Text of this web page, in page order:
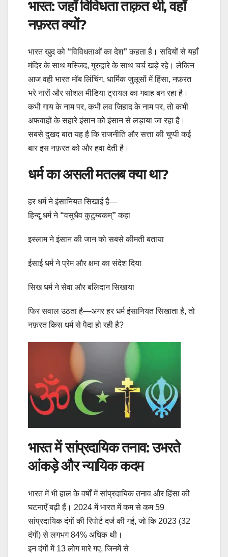
भारत: जहाँ विविधता ताक़त थी, वहाँ
नफ़रत क्यों?
भारत खुद को “विविधताओं का देश” कहता है। सदियों से यहाँ
मंदिर के साथ मस्जिद, गुरुद्वारे के साथ चर्च खड़े रहे। लेकिन
आज वही भारत मॉब लिंचिंग, धार्मिक जुलूसों में हिंसा, नफ़रत
भरे नारों और सोशल मीडिया ट्रायल का गवाह बन रहा है।
कभी गाय के नाम पर, कभी लव जिहाद के नाम पर, तो कभी
अफवाहों के सहारे इंसान को इंसान से लड़ाया जा रहा है।
सबसे दुखद बात यह है कि राजनीति और सत्ता की चुप्पी कई
बार इस नफ़रत को और हवा देती है।
धर्म का असली मतलब क्या था?
हर धर्म ने इंसानियत सिखाई है—
हिन्दू धर्म ने “वसुधैव कुटुम्बकम्” कहा
इस्लाम ने इंसान की जान को सबसे कीमती बताया
ईसाई धर्म ने प्रेम और क्षमा का संदेश दिया
सिख धर्म ने सेवा और बलिदान सिखाया
फिर सवाल उठता है—अगर हर धर्म इंसानियत सिखाता है, तो
नफ़रत किस धर्म से पैदा हो रही है?
भारत में सांप्रदायिक तनाव: उभरते
आंकड़े और न्यायिक कदम
भारत में भी हाल के वर्षों में सांप्रदायिक तनाव और हिंसा की
घटनाएँ बढ़ी हैं। 2024 में भारत में कम से कम 59
सांप्रदायिक दंगों की रिपोर्ट दर्ज की गई, जो कि 2023 (32
दंगों) से लगभग 84% अधिक थी।
इन दंगों में 13 लोग मारे गए, जिनमें से